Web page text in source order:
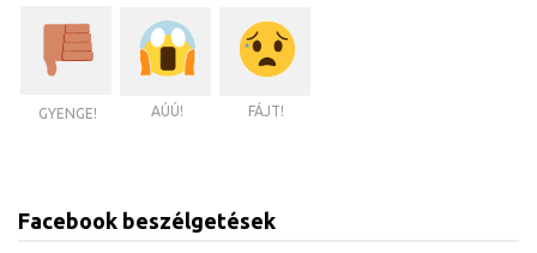
GYENGE! AÚÚ! FÁJT!
Facebook beszélgetések